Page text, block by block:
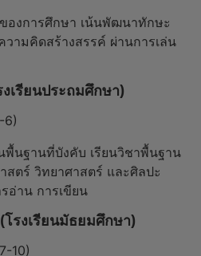
องการศึกษา เน้นพัฒนาทักษะ
ามคิดสร้างสรรค์ ผ่านการเล่น
เรียนประถมศึกษา)
6)
พื้นฐานที่บังคับ เรียนวิชาพื้นฐาน
ตร์ วิทยาศาสตร์ และศิลปะ
อ่าน การเขียน
โรงเรียนมัธยมศึกษา)
10)